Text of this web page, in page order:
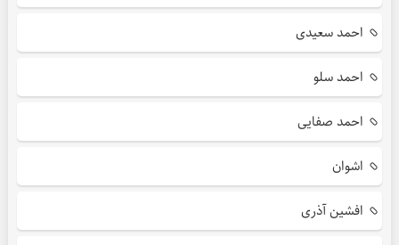
احمد سعیدی
احمد سلو
احمد صفایی
اشوان
افشین آذری